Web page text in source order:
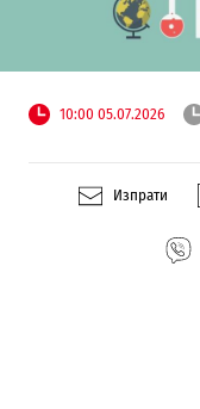
10:00 05.07.2026
Изпрати